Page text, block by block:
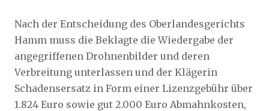
Nach der Entscheidung des Oberlandesgerichts
Hamm muss die Beklagte die Wiedergabe der
angegriffenen Drohnenbilder und deren
Verbreitung unterlassen und der Klägerin
Schadensersatz in Form einer Lizenzgebühr über
1.824 Euro sowie gut 2.000 Euro Abmahnkosten,